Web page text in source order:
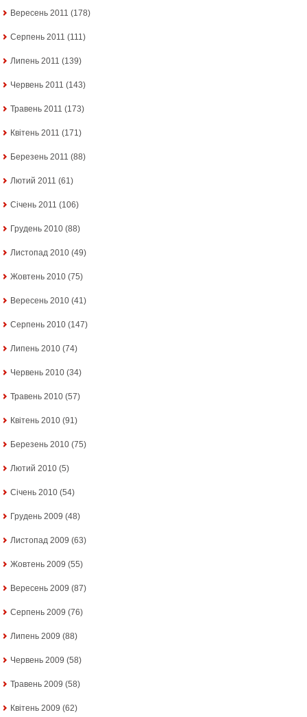
Вересень 2011 (178)
Серпень 2011 (111)
Липень 2011 (139)
Червень 2011 (143)
Травень 2011 (173)
Квітень 2011 (171)
Березень 2011 (88)
Лютий 2011 (61)
Січень 2011 (106)
Грудень 2010 (88)
Листопад 2010 (49)
Жовтень 2010 (75)
Вересень 2010 (41)
Серпень 2010 (147)
Липень 2010 (74)
Червень 2010 (34)
Травень 2010 (57)
Квітень 2010 (91)
Березень 2010 (75)
Лютий 2010 (5)
Січень 2010 (54)
Грудень 2009 (48)
Листопад 2009 (63)
Жовтень 2009 (55)
Вересень 2009 (87)
Серпень 2009 (76)
Липень 2009 (88)
Червень 2009 (58)
Травень 2009 (58)
Квітень 2009 (62)